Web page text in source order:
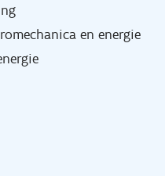
en energie